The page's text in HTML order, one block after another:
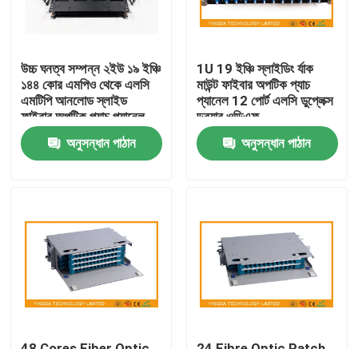
পণ্য
আমাদের সম্পর্কে
উচ্চ ঘনত্ব সম্পন্ন ২ইউ ১৯ ইঞ্চি
১৪৪ কোর এমপিও থেকে এলসি
এমটিপি আনলোড স্লাইড
ফাইবার অপটিক প্যাচ প্যানেল
এমপিও র‍্যাক ডেটা সেন্টার সমাধান
অনুসন্ধান পাঠান
1U 19 ইঞ্চি স্লাইডিং র্যাক
মাউন্ট ফাইবার অপটিক প্যাচ
প্যানেল 12 পোর্ট এলসি ডুপ্লেক্স
ড্রয়ার ওডিএফ
অনুসন্ধান পাঠান